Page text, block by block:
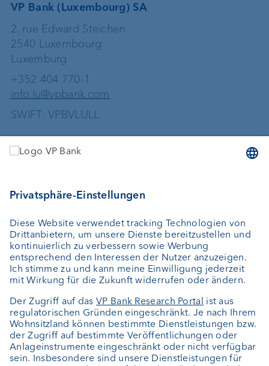
VP Bank (Luxembourg) SA
2, rue Edward Steichen
2540 Luxembourg
Luxemburg
+352 404 770-1
info.lu@vpbank.com
SWIFT: VPBVLULL
Dienstleistungen
Vermögensverwaltung
Vermögensplanung
Depotbank
Externer Vermögensverwalter
Private Label Fonds
Investment Consulting
Über uns
Portrait
Jobs
News